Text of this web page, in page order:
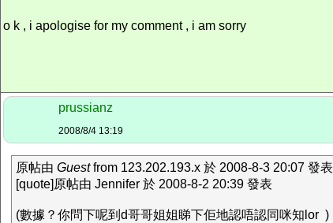
o k , i apologise for my comment , i am sorry
prussianz
2008/8/4 13:19
原帖由 Guestfrom 123.202.193.x 於 2008-8-3 20:07 發表
[quote]原帖由 Jennifer 於 2008-8-2 20:39 發表
(數據？你問下呢到d哥哥姐姐睇下佢地認唔認同咪知lor )